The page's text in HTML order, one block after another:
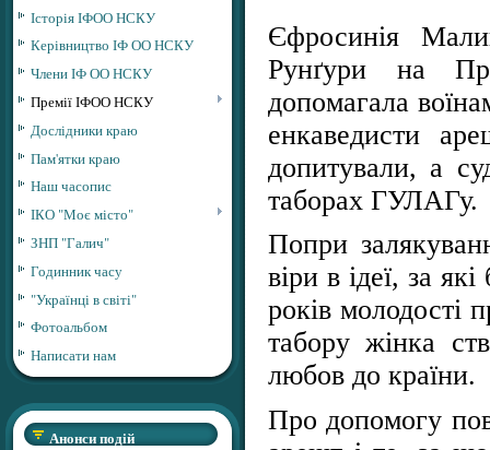
Історія ІФОО НСКУ
Керівництво ІФ ОО НСКУ
Члени ІФ ОО НСКУ
Премії ІФОО НСКУ
Дослідники краю
Пам'ятки краю
Наш часопис
ІКО "Моє місто"
ЗНП "Галич"
Годинник часу
"Українці в світі"
Фотоальбом
Написати нам
Анонси подій
Єфросинія
Рунґури на
допомагала
енкаведисти
допитували, а
таборах ГУЛАГу.
Попри
віри в ідеї, за
років молодості
табору жінка
любов до країни.
Про допомогу